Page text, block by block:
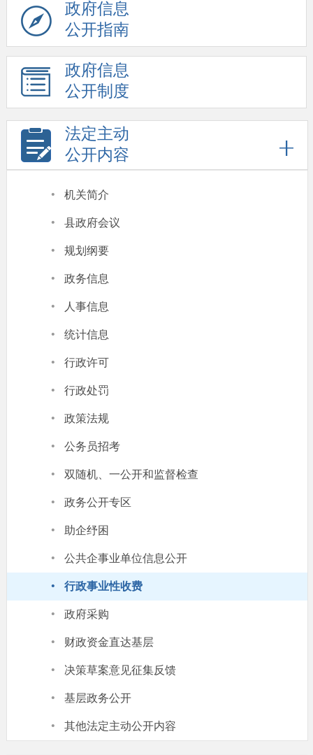
政府信息
公开指南
政府信息
公开制度
法定主动
公开内容
· 机关简介
· 县政府会议
· 规划纲要
· 政务信息
· 人事信息
· 统计信息
· 行政许可
· 行政处罚
· 政策法规
· 公务员招考
· 双随机、一公开和监督检查
· 政务公开专区
· 助企纾困
· 公共企事业单位信息公开
· 行政事业性收费
· 政府采购
· 财政资金直达基层
· 决策草案意见征集反馈
· 基层政务公开
· 其他法定主动公开内容